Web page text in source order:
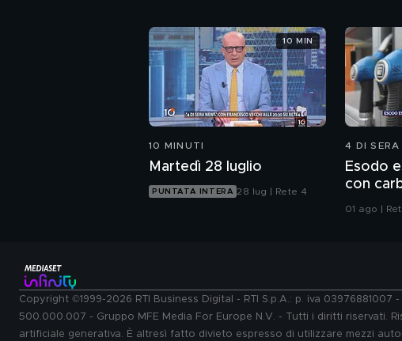
10 MINUTI
Martedì 28 luglio
PUNTATA INTERA 28 lug | Rete 4
10 MIN
4 DI SERA
Esodo
con
01 ago |
Copyright ©1999-2026 RTI Business Digital - RTI S.p.A.: p. iva
500.000.007 - Gruppo MFE Media For Europe N.V. - Tutti i diritti
artificiale generativa. È altresì fatto divieto espresso di utilizzare mezzi